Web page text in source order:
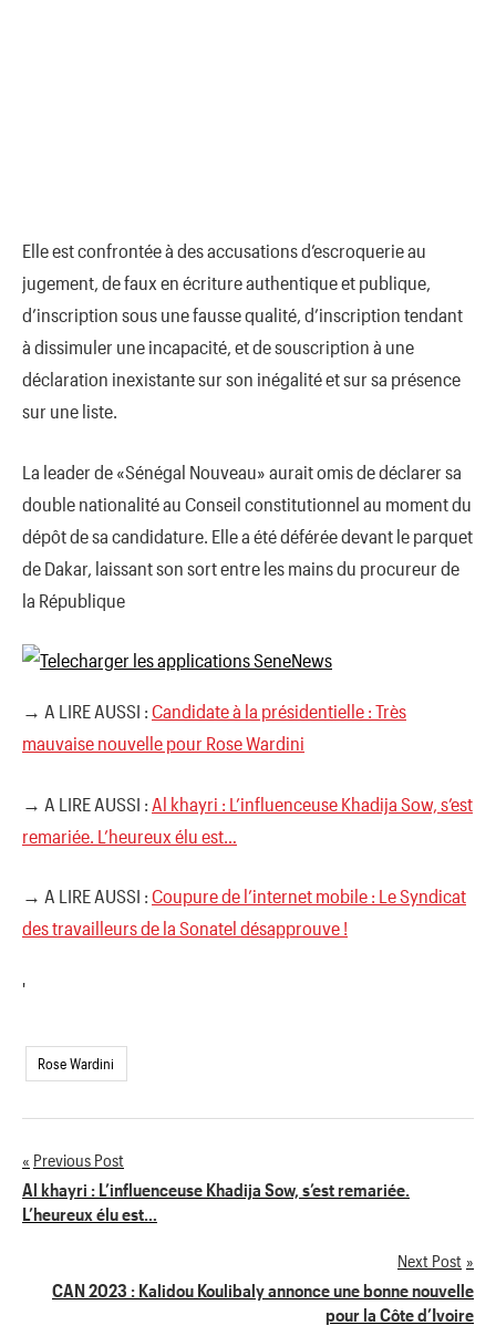
Elle est confrontée à des accusations d’escroquerie au
jugement, de faux en écriture authentique et publique,
d’inscription sous une fausse qualité, d’inscription tendant
à dissimuler une incapacité, et de souscription à une
déclaration inexistante sur son inégalité et sur sa présence
sur une liste.
La leader de «Sénégal Nouveau» aurait omis de déclarer sa
double nationalité au Conseil constitutionnel au moment du
dépôt de sa candidature. Elle a été déférée devant le parquet
de Dakar, laissant son sort entre les mains du procureur de
la République
→ A LIRE AUSSI : Candidate à la présidentielle : Très
mauvaise nouvelle pour Rose Wardini
→ A LIRE AUSSI : Al khayri : L’influenceuse Khadija Sow, s’est
remariée. L’heureux élu est…
→ A LIRE AUSSI : Coupure de l’internet mobile : Le Syndicat
des travailleurs de la Sonatel désapprouve !
'
Rose Wardini
Navigation
de
Previous Post
Al khayri : L’influenceuse Khadija Sow, s’est remariée.
L’heureux élu est…
Next Post
CAN 2023 : Kalidou Koulibaly annonce une bonne nouvelle
pour la Côte d’Ivoire